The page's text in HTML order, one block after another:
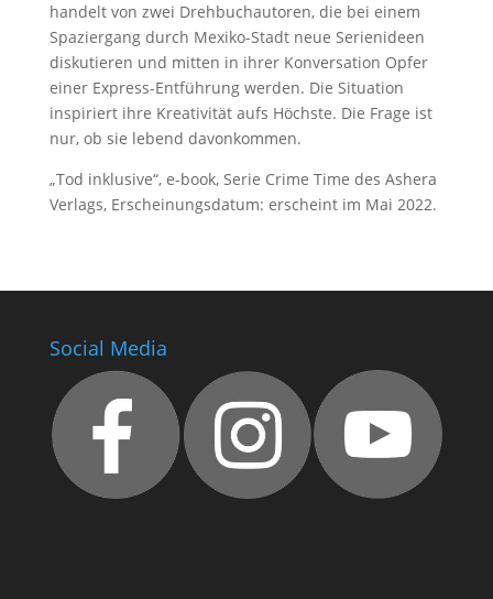
handelt von zwei Drehbuchautoren, die bei einem
Spaziergang durch Mexiko-Stadt neue Serienideen
diskutieren und mitten in ihrer Konversation Opfer
einer Express-Entführung werden. Die Situation
inspiriert ihre Kreativität aufs Höchste. Die Frage ist
nur, ob sie lebend davonkommen.
„Tod inklusive“, e-book, Serie Crime Time des Ashera
Verlags, Erscheinungsdatum: erscheint im Mai 2022.
Social Media